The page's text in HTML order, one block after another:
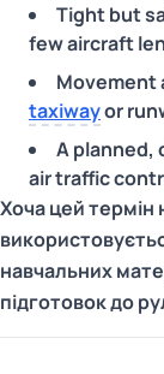
Tight but
few aircraft
Movement
taxiwayor
A planned,
air traffic
Хоча цей
навчальних
підготовок до